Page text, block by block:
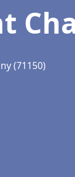
(71150)